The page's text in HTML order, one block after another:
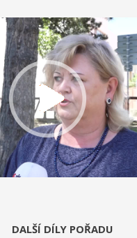
DALŠÍ DÍLY POŘADU